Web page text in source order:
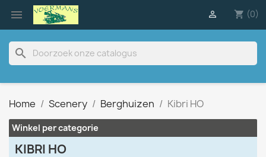
 shopping_cart (0)

search
Home Scenery Berghuizen Kibri HO
Winkel per categorie
KIBRI HO